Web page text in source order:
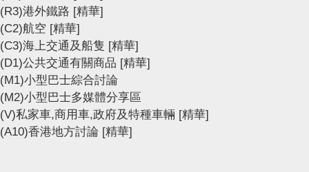
(R3)港外鐵路 [精華]
(C2)航空 [精華]
(C3)海上交通及船隻 [精華]
(D1)公共交通有關商品 [精華]
(M1)小型巴士綜合討論
(M2)小型巴士多媒體分享區
(V)私家車,商用車,政府及特種車輛 [精華]
(A10)香港地方討論 [精華]